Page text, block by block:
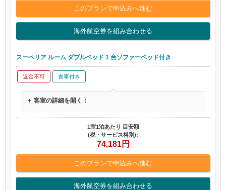
このプランで申込みへ進む
海外航空券を組み合わせる
スーペリア ルーム ダブルベッド 1 台ソファーベッド付き
返金不可 食事付き
＋ 客室の詳細を開く：
1室1泊あたり 目安額
(税・サービス料別):
74,181円
このプランで申込みへ進む
海外航空券を組み合わせる